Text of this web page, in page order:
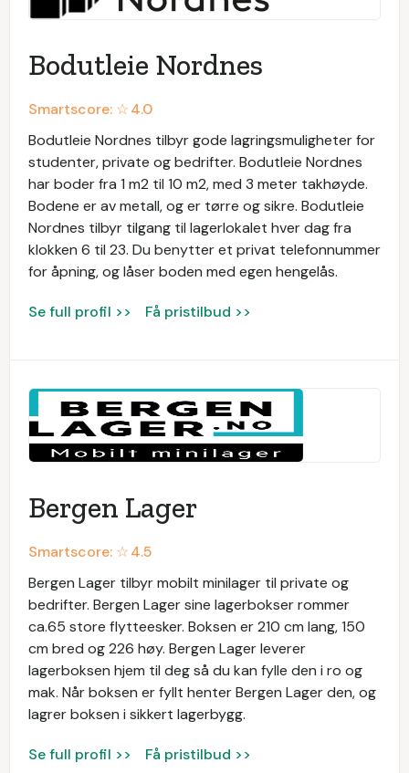
Bodutleie Nordnes
Smartscore: ☆4.0
Bodutleie Nordnes tilbyr gode lagringsmuligheter for
studenter, private og bedrifter. Bodutleie Nordnes
har boder fra 1 m2 til 10 m2, med 3 meter takhøyde.
Bodene er av metall, og er tørre og sikre. Bodutleie
Nordnes tilbyr tilgang til lagerlokalet hver dag fra
klokken 6 til 23. Du benytter et privat telefonnummer
for åpning, og låser boden med egen hengelås.
Se full profil >> Få pristilbud >>
Bergen Lager
Smartscore: ☆4.5
Bergen Lager tilbyr mobilt minilager til private og
bedrifter. Bergen Lager sine lagerbokser rommer
ca.65 store flytteesker. Boksen er 210 cm lang, 150
cm bred og 226 høy. Bergen Lager leverer
lagerboksen hjem til deg så du kan fylle den i ro og
mak. Når boksen er fyllt henter Bergen Lager den, og
lagrer boksen i sikkert lagerbygg.
Se full profil >> Få pristilbud >>